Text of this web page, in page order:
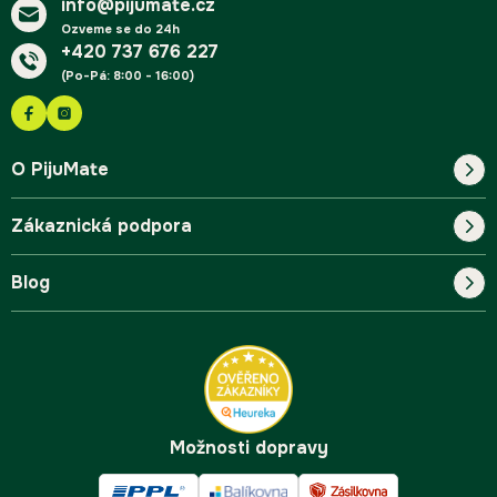
Ozveme se do 24h
+420 737 676 227
(Po-Pá: 8:00 - 16:00)
O PijuMate
Náš příběh
Zákaznická podpora
Kontakt
Blog
Možnosti dopravy